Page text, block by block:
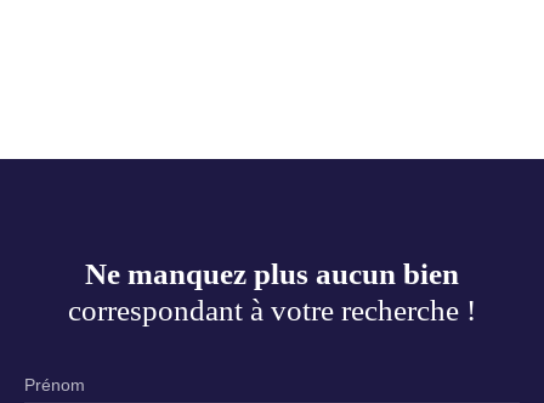
Ne manquez plus aucun bien
correspondant à votre recherche !
Prénom